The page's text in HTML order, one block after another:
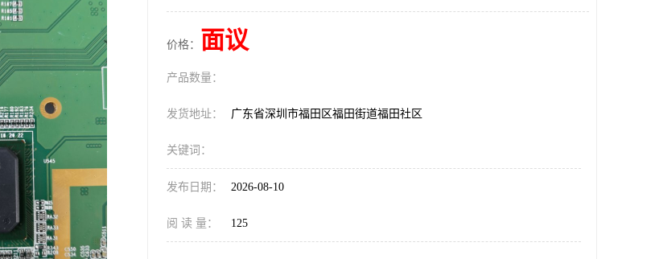
价格： 面议
产品数量：
发货地址： 广东省深圳市福田区福田街道福田社区
关键词：
发布日期： 2026-08-10
阅 读 量： 125